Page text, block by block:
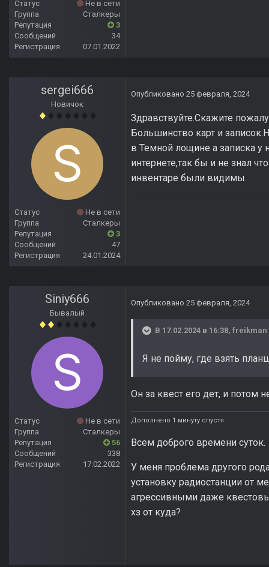
Статус
Не в сети
Группа
Сталкеры
Репутация
3
Сообщений
34
Регистрация
07.01.2022
sergei666
Новичок
Статус
Не в сети
Группа
Сталкеры
Репутация
3
Сообщений
47
Регистрация
24.01.2024
Опубликовано 25 февраля, 2024
Здравствуйте.Скажите
Большинство карт и
в Темной лощине а записка у
интернете,так бы и не знал
инвентаре были видимы.
Siniy666
Бывалый
Статус
Не в сети
Группа
Сталкеры
Репутация
56
Сообщений
338
Регистрация
17.02.2022
Опубликовано 25 февраля, 2024
В 17.02.2024 в 16:38, freikman
Я не пойму, где взять
Он за квест его дет, и потом
Дополнено 1 минуту спустя
Всем доброго времени суток.
У меня проблема другого
установку радиостанции от
агрессивными даже
хз от куда?